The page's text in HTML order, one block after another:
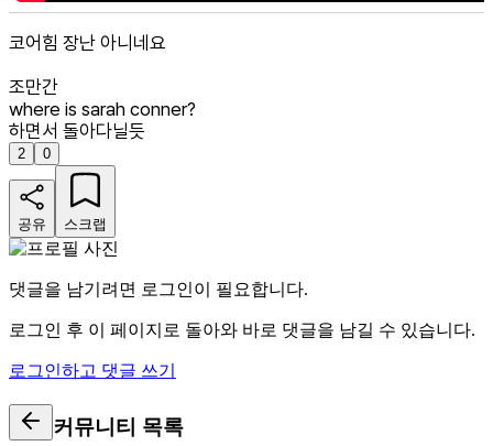
코어힘 장난 아니네요
조만간
where is sarah conner?
하면서 돌아다닐듯
2 0
공유 스크랩
댓글을 남기려면 로그인이 필요합니다.
로그인 후 이 페이지로 돌아와 바로 댓글을 남길 수 있습니다.
로그인하고 댓글 쓰기
커뮤니티 목록